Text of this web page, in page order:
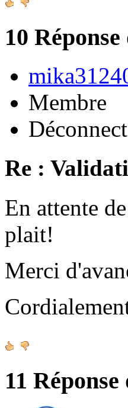
10 Réponse
Membre
Re :
En attente
plait!
Merci
11 Réponse